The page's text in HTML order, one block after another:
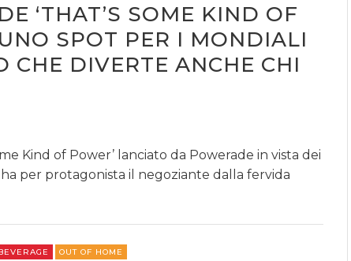
‘THAT’S SOME KIND OF
SPOT PER I MONDIALI
CHE DIVERTE ANCHE CHI
Kind of Power’ lanciato da Powerade in vista dei
ha per protagonista il negoziante dalla fervida
OUT OF HOME